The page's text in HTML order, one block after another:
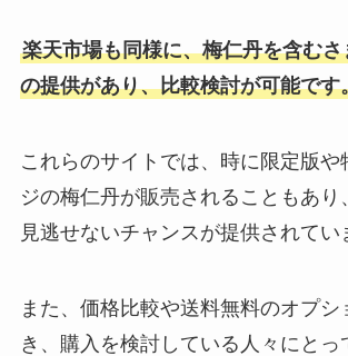
る？売ってる場所
いくら？
ニューヨークキ
こで買える?東京
所は？通販が安い
さレベルはどれ位
楽天市場も同様に、梅仁丹を含む
の提供があり、比較検討が可能です
これらのサイトでは、時に限定版や
ジの梅仁丹が販売されることもあり
見逃せないチャンスが提供されてい
また、価格比較や送料無料のオプシ
き、購入を検討している人々にとっ